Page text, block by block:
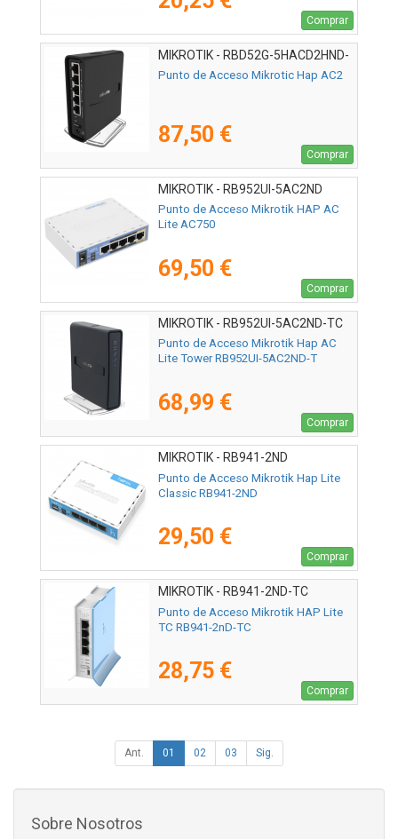
Comprar
MIKROTIK - RBD52G-5HACD2HND-
TC
Punto de Acceso Mikrotic Hap AC2
87,50 €
Comprar
MIKROTIK - RB952UI-5AC2ND
Punto de Acceso Mikrotik HAP AC
Lite AC750
69,50 €
Comprar
MIKROTIK - RB952UI-5AC2ND-TC
Punto de Acceso Mikrotik Hap AC
Lite Tower RB952UI-5AC2ND-T
68,99 €
Comprar
MIKROTIK - RB941-2ND
Punto de Acceso Mikrotik Hap Lite
Classic RB941-2ND
29,50 €
Comprar
MIKROTIK - RB941-2ND-TC
Punto de Acceso Mikrotik HAP Lite
TC RB941-2nD-TC
28,75 €
Comprar
Ant. 01 02 03 Sig.
Sobre Nosotros